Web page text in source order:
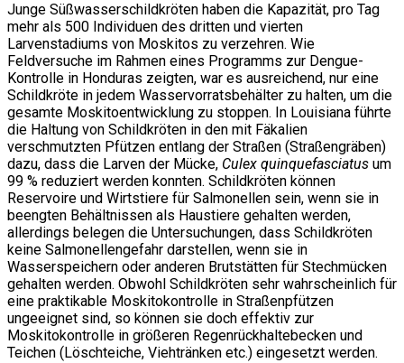
Junge Süßwasserschildkröten haben die Kapazität, pro Tag
mehr als 500 Individuen des dritten und vierten
Larvenstadiums von Moskitos zu verzehren. Wie
Feldversuche im Rahmen eines Programms zur Dengue-
Kontrolle in Honduras zeigten, war es ausreichend, nur eine
Schildkröte in jedem Wasservorratsbehälter zu halten, um die
gesamte Moskitoentwicklung zu stoppen. In Louisiana führte
die Haltung von Schildkröten in den mit Fäkalien
verschmutzten Pfützen entlang der Straßen (Straßengräben)
dazu, dass die Larven der Mücke, Culex quinquefasciatus um
99 % reduziert werden konnten. Schildkröten können
Reservoire und Wirtstiere für Salmonellen sein, wenn sie in
beengten Behältnissen als Haustiere gehalten werden,
allerdings belegen die Untersuchungen, dass Schildkröten
keine Salmonellengefahr darstellen, wenn sie in
Wasserspeichern oder anderen Brutstätten für Stechmücken
gehalten werden. Obwohl Schildkröten sehr wahrscheinlich für
eine praktikable Moskitokontrolle in Straßenpfützen
ungeeignet sind, so können sie doch effektiv zur
Moskitokontrolle in größeren Regenrückhaltebecken und
Teichen (Löschteiche, Viehtränken etc.) eingesetzt werden.